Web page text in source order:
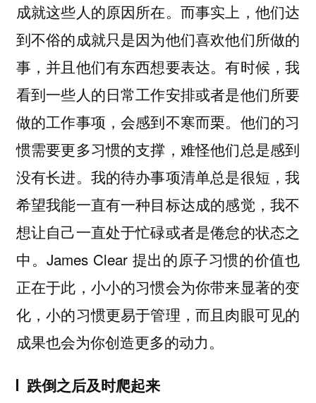
成就这些人的原因所在。而事实上，他们达
到不俗的成就只是因为他们喜欢他们所做的
事，并且他们有东西想要表达。有时候，我
看到一些人的日常工作安排或者是他们所要
做的工作事项，会感到不寒而栗。他们的习
惯需要更多习惯的支撑，难怪他们总是感到
没有长进。我的待办事项清单总是很短，我
希望我能一直有一种目标达成的感觉，我不
想让自己一直处于忙碌或者是倦怠的状态之
中。James Clear 提出的原子习惯的价值也
正在于此，小小的习惯会为你带来显著的变
化，小的习惯更易于管理，而且肉眼可见的
成果也会为你创造更多的动力。
跌倒之后及时爬起来